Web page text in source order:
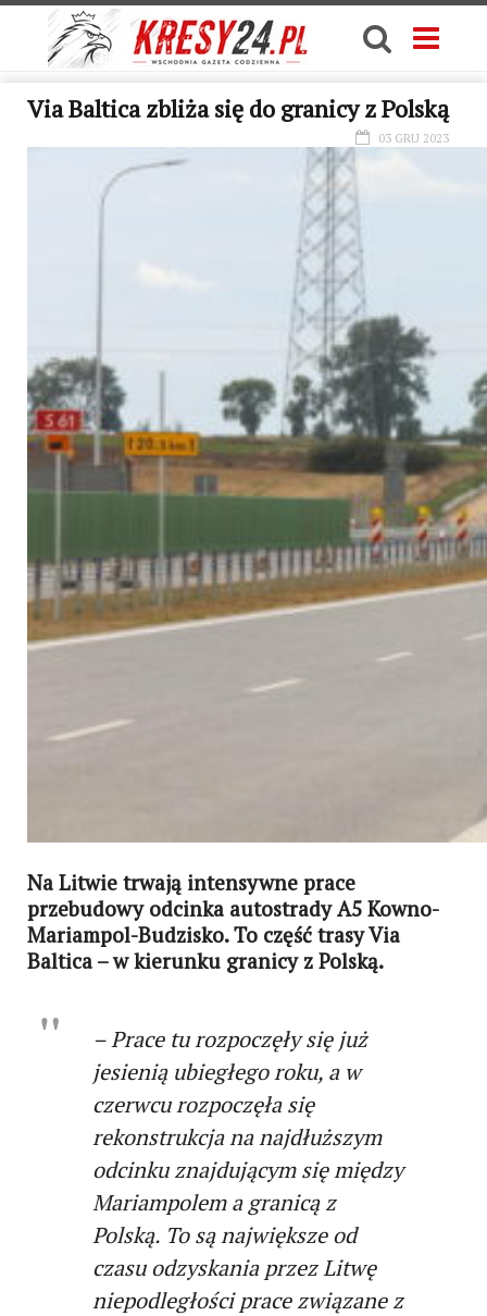
Via Baltica zbliża się do granicy z Polską
03 GRU 2023
Na Litwie trwają intensywne prace
przebudowy odcinka autostrady A5 Kowno-
Mariampol-Budzisko. To część trasy Via
Baltica – w kierunku granicy z Polską.
– Prace tu rozpoczęły się już
jesienią ubiegłego roku, a w
czerwcu rozpoczęła się
rekonstrukcja na najdłuższym
odcinku znajdującym się między
Mariampolem a granicą z
Polską. To są największe od
czasu odzyskania przez Litwę
niepodległości prace związane z